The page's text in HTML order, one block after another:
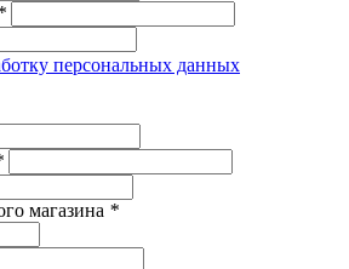
персональных данных
магазина *